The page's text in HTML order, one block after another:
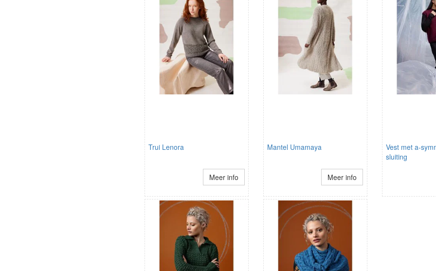
Trui Lenora
Meer info
Mantel Umamaya
Meer info
Vest met a-
sluiting